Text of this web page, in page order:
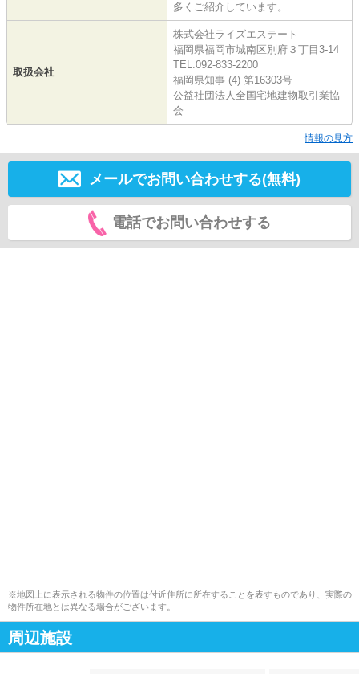
多くご紹介しています。
取扱会社
株式会社ライズエステート
福岡県福岡市城南区別府３丁目3-14
TEL:092-833-2200
福岡県知事 (4) 第16303号
公益社団法人全国宅地建物取引業協
会
情報の見方
メールでお問い合わせする(無料)
電話でお問い合わせする
※地図上に表示される物件の位置は付近住所に所在することを表すものであり、実際の
物件所在地とは異なる場合がございます。
周辺施設